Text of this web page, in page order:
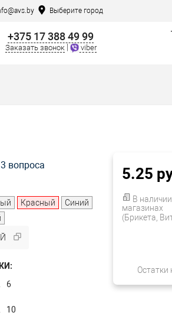
Выберите город
+375 17 388 49 99
Заказать звонок viber
5.25
В
магазинах
(Брикета,
Остатки
3 вопроса
Красный
Синий
6
10